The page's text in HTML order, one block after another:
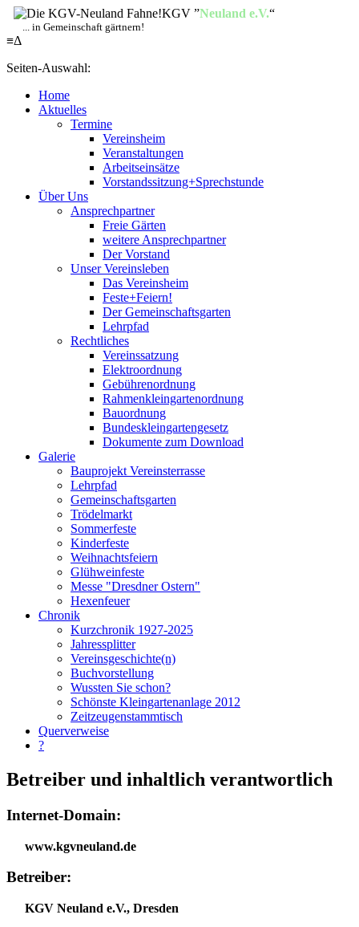
KGV ”Neuland e.V.“
... in Gemeinschaft gärtnern!
≡Δ
Seiten-Auswahl:
Home
Aktuelles
Termine
Vereinsheim
Veranstaltungen
Arbeitseinsätze
Vorstandssitzung+Sprechstunde
Über Uns
Ansprechpartner
Freie Gärten
weitere Ansprechpartner
Der Vorstand
Unser Vereinsleben
Das Vereinsheim
Feste+Feiern!
Der Gemeinschaftsgarten
Lehrpfad
Rechtliches
Vereinssatzung
Elektroordnung
Gebührenordnung
Rahmenkleingartenordnung
Bauordnung
Bundeskleingartengesetz
Dokumente zum Download
Galerie
Bauprojekt Vereinsterrasse
Lehrpfad
Gemeinschaftsgarten
Trödelmarkt
Sommerfeste
Kinderfeste
Weihnachtsfeiern
Glühweinfeste
Messe "Dresdner Ostern"
Hexenfeuer
Chronik
Kurzchronik 1927-2025
Jahressplitter
Vereinsgeschichte(n)
Buchvorstellung
Wussten Sie schon?
Schönste Kleingartenanlage 2012
Zeitzeugenstammtisch
Querverweise
?
Betreiber und inhaltlich verantwortlich
Internet-Domain:
www.kgvneuland.de
Betreiber:
KGV Neuland e.V., Dresden